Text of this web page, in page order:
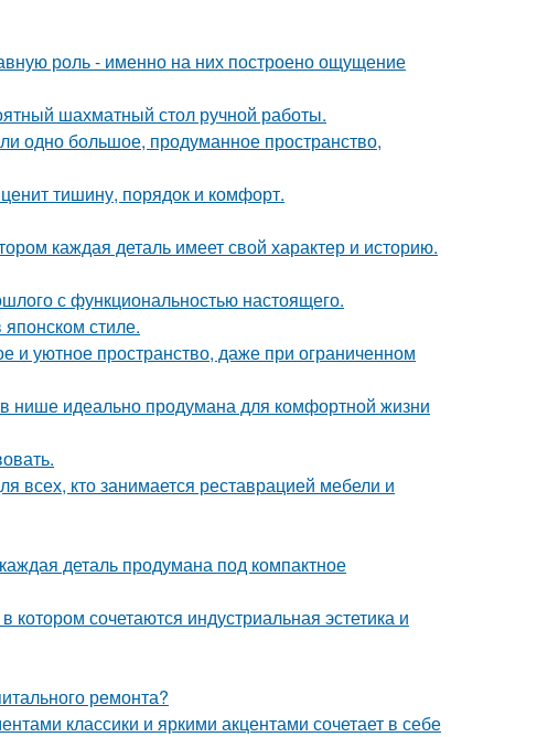
роль - именно на них построено ощущение
шахматный стол ручной работы.
одно большое, продуманное пространство,
тишину, порядок и комфорт.
каждая деталь имеет свой характер и историю.
с функциональностью настоящего.
стиле.
и уютное пространство, даже при ограниченном
нише идеально продумана для комфортной жизни
всех, кто занимается реставрацией мебели и
деталь продумана под компактное
сочетаются индустриальная эстетика и
ремонта?
классики и яркими акцентами сочетает в себе